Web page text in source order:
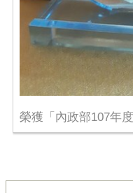
榮獲「內政部107年